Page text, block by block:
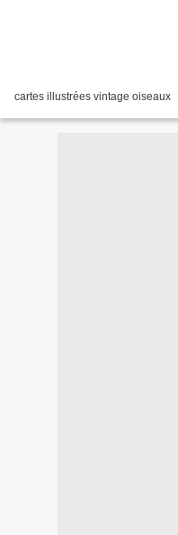
cartes illustrées vintage oiseaux